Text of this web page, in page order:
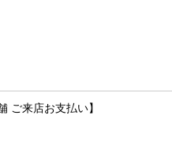
ご来店お支払い】